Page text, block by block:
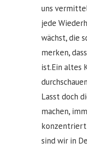
uns
jede
wächst, die
merken,
ist.Ein altes
Lasst doch
machen,
konzentriert
sind wir in